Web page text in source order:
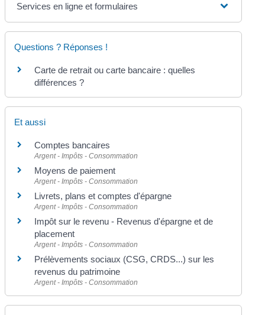
Services en ligne et formulaires
Questions ? Réponses !
Carte de retrait ou carte bancaire : quelles
différences ?
Et aussi
Comptes bancaires
Argent - Impôts - Consommation
Moyens de paiement
Argent - Impôts - Consommation
Livrets, plans et comptes d'épargne
Argent - Impôts - Consommation
Impôt sur le revenu - Revenus d'épargne et de
placement
Argent - Impôts - Consommation
Prélèvements sociaux (CSG, CRDS...) sur les
revenus du patrimoine
Argent - Impôts - Consommation